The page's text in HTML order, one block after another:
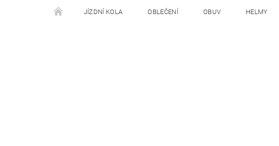
JÍZDNÍ KOLA OBLEČENÍ OBUV HELMY